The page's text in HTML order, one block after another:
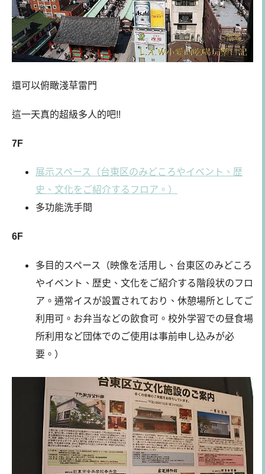
還可以俯瞰淺草雷門
這一天真的超級多人的吧!!
7F
展示スペース（台東区のみどころやイベント、歴
史、文化をご紹介するフロア。）
多功能洗手間
6F
多目的スペース（映像を活用し、台東区のみどころ
やイベント、歴史、文化をご紹介する階段状のフロ
ア。通常イスが設置されており、休憩場所としてご
利用可。お弁当などの飲食可。校外学習での昼食場
所利用など団体でのご使用は事前申し込みが必
要。）